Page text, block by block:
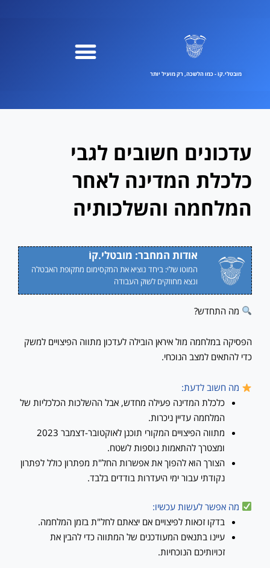
מובטלי.קוֹ - כמו הלשכה, רק מועיל יותר
עדכונים חשובים לגבי
כלכלת המדינה לאחר
המלחמה והשלכותיה
אודות המחבר: מובטלי.קוֹ
המוטו שלי: ביחד נוציא את המקסימום מתקופת האבטלה
ונצא מחוזקים לשוק העבודה
מה התחדש?
הפסיקה במלחמה מול איראן הובילה לעדכון מתווה הפיצויים למשק
כדי להתאים למצב הנוכחי.
מה חשוב לדעת:
כלכלת המדינה פעילה מחדש, אבל ההשלכות הכלכליות של
המלחמה עדיין ניכרות.
מתווה הפיצויים המקורי תוכנן לאוקטובר-דצמבר 2023
ומצטרך להתאמות נוספות לשטח.
הצורך הוא להפוך את אפשרות החל"ת מפתרון כולל לפתרון
נקודתי עבור ימי היעדרות בודדים בלבד.
מה אפשר לעשות עכשיו:
בדקו זכאות לפיצויים אם יצאתם לחל"ת בזמן המלחמה.
עיינו בתנאים המעודכנים של המתווה כדי להבין את
זכויותיכם הנוכחיות.